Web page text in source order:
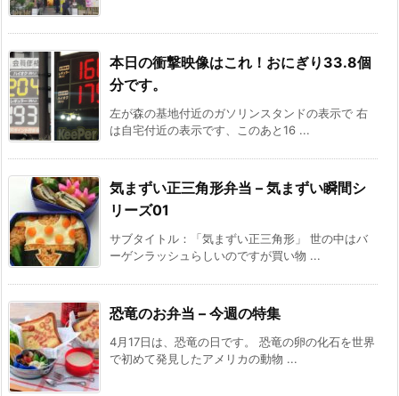
本日の衝撃映像はこれ！おにぎり33.8個
分です。
左が森の基地付近のガソリンスタンドの表示で 右
は自宅付近の表示です、このあと16 ...
気まずい正三角形弁当 – 気まずい瞬間シ
リーズ01
サブタイトル：「気まずい正三角形」 世の中はバ
ーゲンラッシュらしいのですが買い物 ...
恐竜のお弁当 – 今週の特集
4月17日は、恐竜の日です。 恐竜の卵の化石を世界
で初めて発見したアメリカの動物 ...